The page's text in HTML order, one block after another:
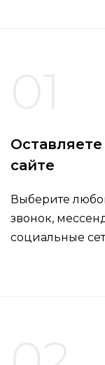
Оставляете
сайте
Выберите
звонок,
социальные